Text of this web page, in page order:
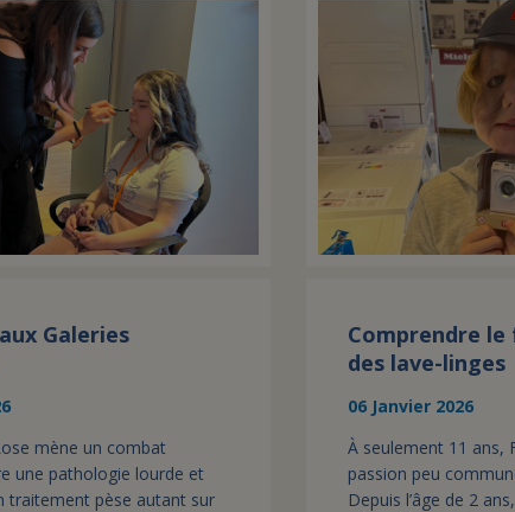
Galeries
mène un combat
une pathologie lourde et
traitement pèse autant sur
Comprendre
des lave-linges
06 Janvier 2026
À seulement 11 ans,
passion peu
Depuis l’âge de 2